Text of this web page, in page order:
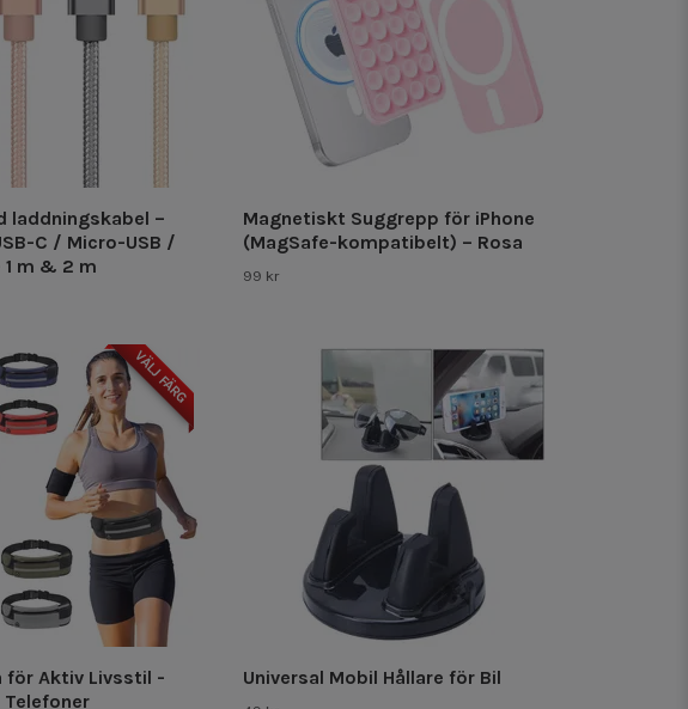
laddningskabel –
C / Micro-USB /
m & 2 m
Magnetiskt Suggrepp för iPhone
(MagSafe-kompatibelt) – Rosa
99 kr
VÄLJ FÄRG
för Aktiv Livsstil -
Telefoner
Universal Mobil Hållare för Bil